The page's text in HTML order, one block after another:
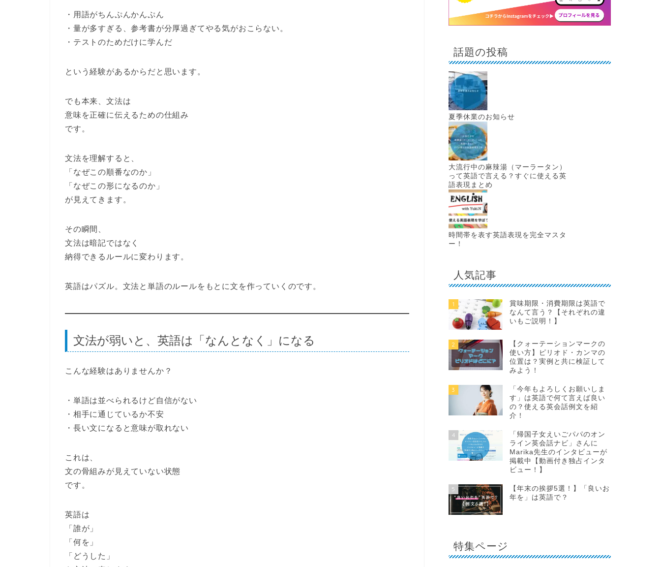
・用語がちんぷんかんぷん
・量が多すぎる、参考書が分厚過ぎてやる気がおこらない。
・テストのためだけに学んだ
という経験があるからだと思います。
でも本来、文法は
意味を正確に伝えるための仕組み
です。
文法を理解すると、
「なぜこの順番なのか」
「なぜこの形になるのか」
が見えてきます。
その瞬間、
文法は暗記ではなく
納得できるルールに変わります。
英語はパズル。文法と単語のルールをもとに文を作っていくのです。
文法が弱いと、英語は「なんとなく」になる
こんな経験はありませんか？
・単語は並べられるけど自信がない
・相手に通じているか不安
・長い文になると意味が取れない
これは、
文の骨組みが見えていない状態
です。
英語は
「誰が」
「何を」
「どうした」
話題の投稿
夏季休業のお知らせ
大流行中の麻辣湯（マーラータン）
って英語で言える？すぐに使える英
語表現まとめ
時間帯を表す英語表現を完全マスタ
ー！
人気記事
1
賞味期限・消費期限は英語で
なんて言う？【それぞれの違
いもご説明！】
2
【クォーテーションマークの
使い方】ピリオド・カンマの
位置は？実例と共に検証して
みよう！
3
「今年もよろしくお願いしま
す」は英語で何て言えば良い
の？使える英会話例文を紹
介！
4
「帰国子女えいごパパのオン
ライン英会話ナビ」さんに
Marika先生のインタビューが
掲載中【動画付き独占インタ
ビュー！】
5
【年末の挨拶5選！】「良いお
年を」は英語で？
特集ページ